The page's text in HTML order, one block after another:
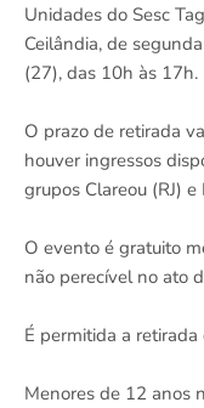
Unidades do Sesc
Ceilândia, de
(27), das 10h às 17h.
O prazo de retirada
houver ingressos
grupos Clareou (RJ)
O evento é gratuito
não perecível no ato
É permitida a
Menores de 12 anos